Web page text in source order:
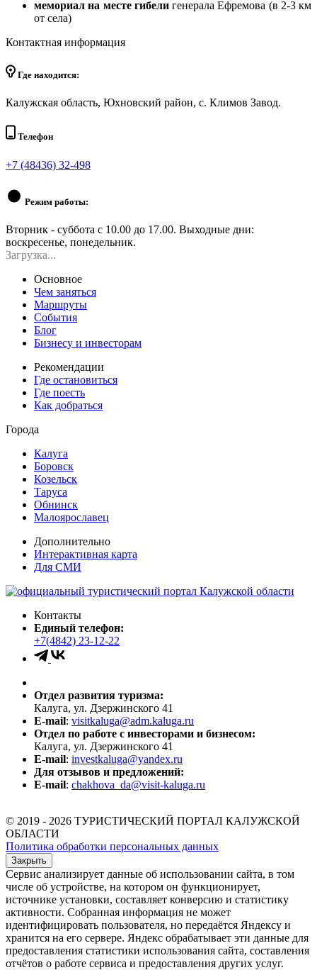
мемориал на месте гибелигенерала Ефремова (в 2-3 км
от села)
Контактная информация
Где находится:
Калужская область, Юхновский район, с. Климов Завод.
Телефон
+7 (48436) 32-498
Режим работы:
Вторник - суббота с 10.00 до 17.00. Выходные дни:
воскресенье, понедельник.
Загрузка...
Основное
Чем заняться
Маршруты
События
Блог
Бизнесу и инвесторам
Рекомендации
Где остановиться
Где поесть
Как добраться
Города
Калуга
Боровск
Козельск
Таруса
Обнинск
Малоярославец
Дополнительно
Интерактивная карта
Для СМИ
Контакты
Единый телефон:
+7(4842) 23-12-22
Отдел развития туризма:
Калуга, ул. Дзержинского 41
E-mail: visitkaluga@adm.kaluga.ru
Отдел по работе с инвесторами и бизнесом:
Калуга, ул. Дзержинского 41
E-mail: investkaluga@yandex.ru
Для отзывов и предложений:
E-mail: chakhova_da@visit-kaluga.ru
© 2019 - 2026 ТУРИСТИЧЕСКИЙ ПОРТАЛ КАЛУЖСКОЙ
ОБЛАСТИ
Политика обработки персональных данных
Закрыть
Сервис анализирует данные об использовании сайта, в том
числе об устройстве, на котором он функционирует,
источнике установки, составляет конверсию и статистику
активности. Собранная информация не может
идентифицировать пользователя, но передаётся Яндексу и
хранится на его сервере. Яндекс обрабатывает эти данные для
предоставления статистики использования сайта, составления
отчётов о работе сервиса и предоставления других услуг.